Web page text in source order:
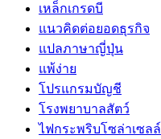
เหล็กเกรดบี
แนวคิดต่อยอดธุรกิจ
แปลภาษาญี่ปุ่น
แพ้ง่าย
โปรแกรมบัญชี
โรงพยาบาลสัตว์
ไฟกระพริบโซล่าเซลล์